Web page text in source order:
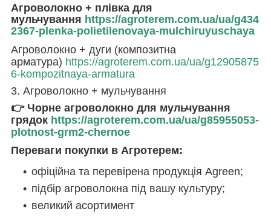
Агроволокно + плівка для
мульчування https://agroterem.com.ua/ua/g434
2367-plenka-polietilenovaya-mulchiruyuschaya
Агроволокно + дуги (композитна
арматура) https://agroterem.com.ua/ua/g12905875
6-kompozitnaya-armatura
3. Агроволокно + мульчування
👉 Чорне агроволокно для мульчування
грядок https://agroterem.com.ua/ua/g85955053-
plotnost-grm2-chernoe
Переваги покупки в Агротерем:
офіційна та перевірена продукція Agreen;
підбір агроволокна під вашу культуру;
великий асортимент